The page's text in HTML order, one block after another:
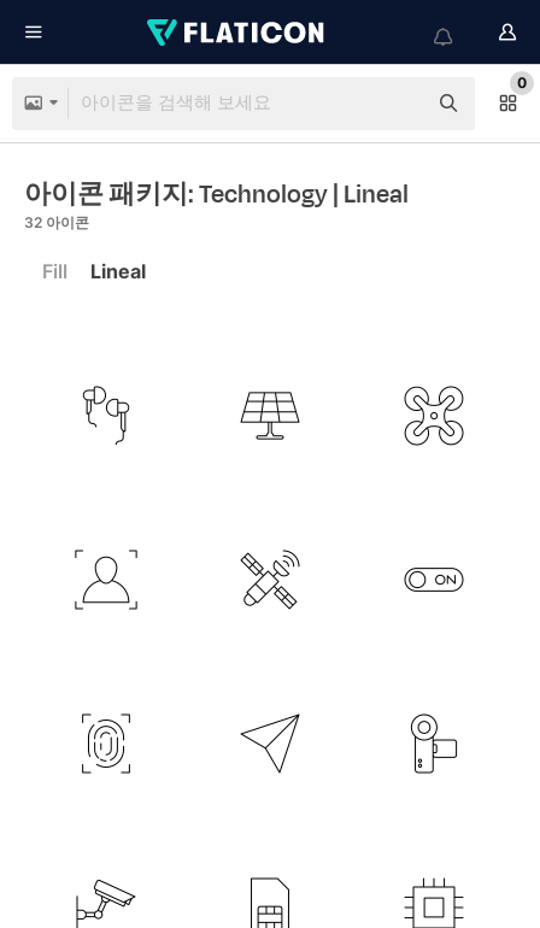
0
아이콘 패키지: Technology| Lineal
32 아이콘
Fill Lineal